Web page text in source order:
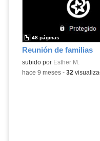
Reunión de familias
subido por Esther M.
48 páginas
-hace 9 meses- 32